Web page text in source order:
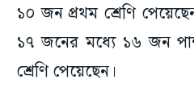
১০ জন প্রথম শ্রেণি
১৭ জনের মধ্যে ১৬ জন
শ্রেণি পেয়েছেন।